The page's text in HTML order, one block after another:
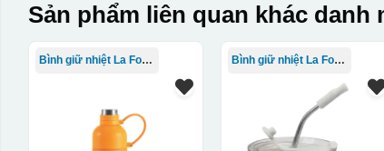
Sản phẩm liên quan khác danh
Bình giữ nhiệt La Fonte Bình giữ nhiệt La Fonte